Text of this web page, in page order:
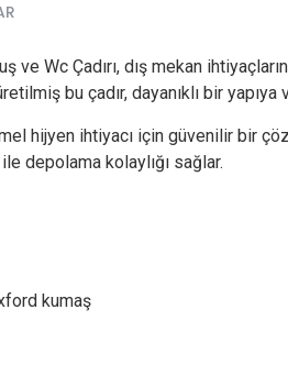
ve Wc Çadırı, dış mekan
bu çadır, dayanıklı bir
hijyen ihtiyacı için güvenilir bir
depolama kolaylığı sağlar.
kumaş